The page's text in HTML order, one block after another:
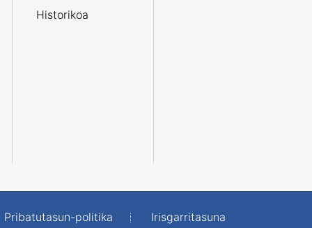
Historikoa
Pribatutasun-politika Irisgarritasuna